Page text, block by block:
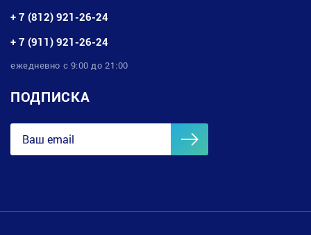
+ 7 (812) 921-26-24
+ 7 (911) 921-26-24
ежедневно с 9:00 до 21:00
ПОДПИСКА